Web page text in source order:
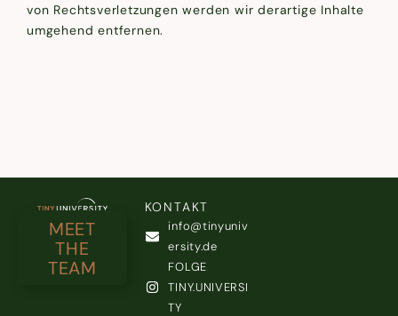
von Rechtsverletzungen werden wir derartige Inhalte
umgehend entfernen.
MEET
THE
TEAM
KONTAKT
info@tinyuniv
ersity.de
FOLGE
TINY.UNIVERSI
TY